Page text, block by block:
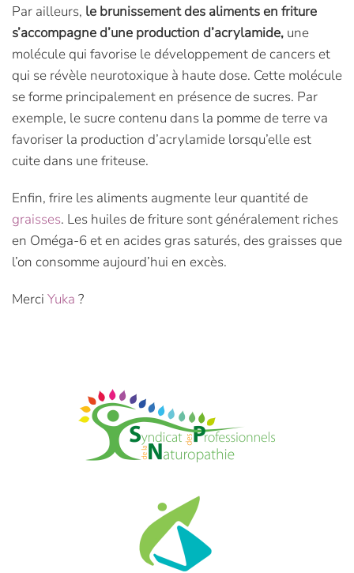
Par ailleurs, le brunissement des aliments en friture
s’accompagne d’une production d’acrylamide, une
molécule qui favorise le développement de cancers et
qui se révèle neurotoxique à haute dose. Cette molécule
se forme principalement en présence de sucres. Par
exemple, le sucre contenu dans la pomme de terre va
favoriser la production d’acrylamide lorsqu’elle est
cuite dans une friteuse.
Enfin, frire les aliments augmente leur quantité de
graisses. Les huiles de friture sont généralement riches
en Oméga-6 et en acides gras saturés, des graisses que
l’on consomme aujourd’hui en excès.
Merci Yuka ?